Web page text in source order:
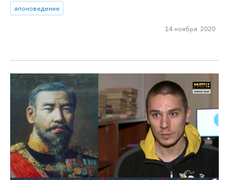
японоведение
14 ноября 2020